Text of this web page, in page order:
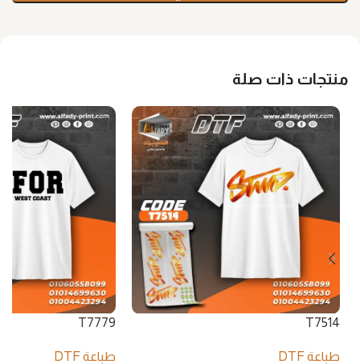
منتجات ذات صلة
T7514
طباعة DTF
T7779
طباعة DTF